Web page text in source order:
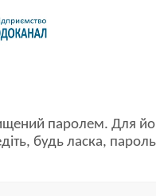
паролем. Для
будь ласка,